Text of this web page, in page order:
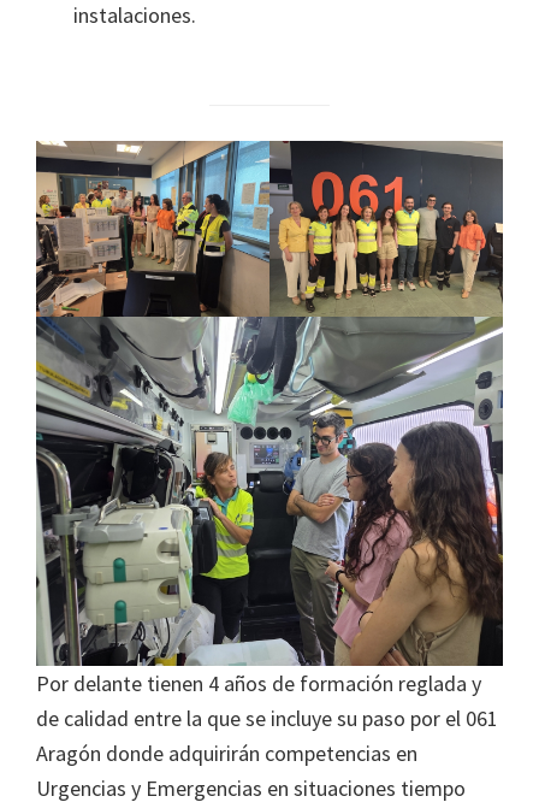
instalaciones.
Por delante tienen 4 años de formación reglada y
de calidad entre la que se incluye su paso por el 061
Aragón donde adquirirán competencias en
Urgencias y Emergencias en situaciones tiempo